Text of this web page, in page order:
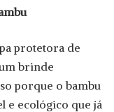
protetora de
brinde
porque o bambu
e ecológico que já